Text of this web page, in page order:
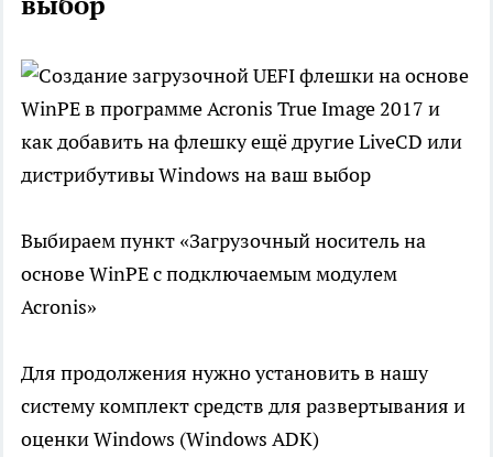
Выбираем пункт «Загрузочный носитель на
основе WinPE с подключаемым модулем
Acronis»
Для продолжения нужно установить в нашу
систему комплект средств для развертывания и
оценки Windows (Windows ADK)